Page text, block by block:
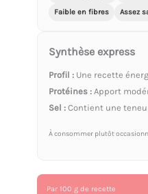
Faible en fibres
Assez
Synthèse express
Profil : Une recette
Protéines : Apport
Sel : Contient une
À consommer plutôt
Par 100 g de recette